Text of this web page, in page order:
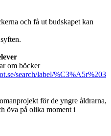
och få ut budskapet kan
om böcker
search/label/%C3%A5r%203
för de yngre åldrarna,
öva på olika moment i